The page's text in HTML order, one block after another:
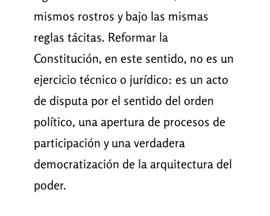
mismos rostros y bajo las mismas
reglas tácitas. Reformar la
Constitución, en este sentido, no es un
ejercicio técnico o jurídico: es un acto
de disputa por el sentido del orden
político, una apertura de procesos de
participación y una verdadera
democratización de la arquitectura del
poder.